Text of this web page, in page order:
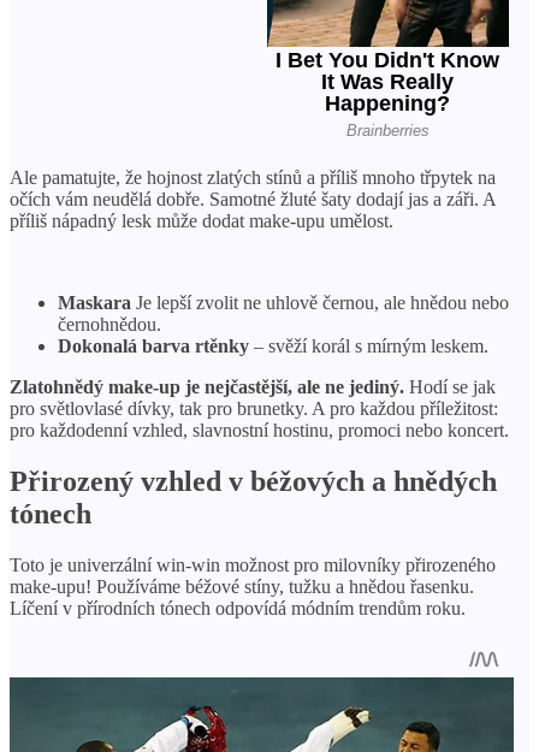
Ale pamatujte, že hojnost zlatých stínů a příliš mnoho třpytek na
očích vám neudělá dobře. Samotné žluté šaty dodají jas a záři. A
příliš nápadný lesk může dodat make-upu umělost.
Maskara Je lepší zvolit ne uhlově černou, ale hnědou nebo
černohnědou.
Dokonalá barva rtěnky – svěží korál s mírným leskem.
Zlatohnědý make-up je nejčastější, ale ne jediný. Hodí se jak
pro světlovlasé dívky, tak pro brunetky. A pro každou příležitost:
pro každodenní vzhled, slavnostní hostinu, promoci nebo koncert.
Přirozený vzhled v béžových a hnědých
tónech
Toto je univerzální win-win možnost pro milovníky přirozeného
make-upu! Používáme béžové stíny, tužku a hnědou řasenku.
Líčení v přírodních tónech odpovídá módním trendům roku.